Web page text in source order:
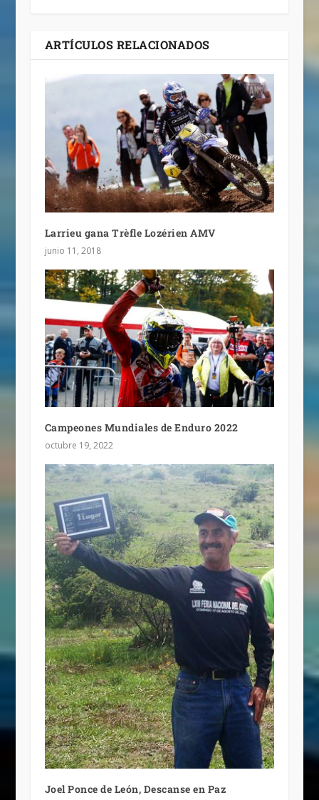
ARTÍCULOS RELACIONADOS
Larrieu gana Trèfle Lozérien AMV
junio 11, 2018
Campeones Mundiales de Enduro 2022
octubre 19, 2022
Joel Ponce de León, Descanse en Paz